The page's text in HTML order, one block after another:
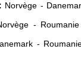
Norvège -
- Roumanie
-